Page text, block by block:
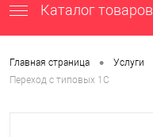
Каталог товаров
Главная страница • Услуги
Переход с типовых 1С